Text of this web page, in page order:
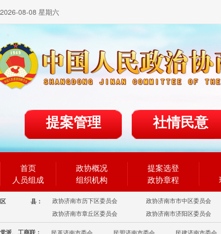
2026-08-08 星期六
提案管理 社情民意
首页
人员组成
政协概况
组织机构
提案选登
政协章程
区 县： 政协济南市历下区委员会
政协济南市市中区委员会
政协济南市章丘区委员会
政协济南市济阳区委员会
党派、工商联： 民革济南市委会 民盟济南市委会 民建济南市委会